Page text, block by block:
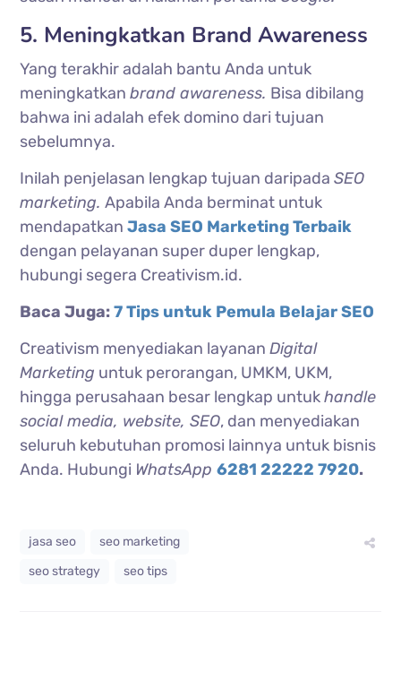
5. Meningkatkan Brand Awareness
Yang terakhir adalah bantu Anda untuk
meningkatkanbrand awareness. Bisa dibilang
bahwa ini adalah efek domino dari tujuan
sebelumnya.
Inilah penjelasan lengkap tujuan daripadaSEO
marketing.Apabila Anda berminat untuk
mendapatkanJasa SEO Marketing Terbaik
dengan pelayanan super duper lengkap,
hubungi segera Creativism.id.
Baca Juga:7 Tips untuk Pemula Belajar SEO
Creativism menyediakan layananDigital
Marketing untuk perorangan, UMKM, UKM,
hingga perusahaan besar lengkap untukhandle
social media, website, SEO, dan menyediakan
seluruh kebutuhan promosi lainnya untuk bisnis
Anda. Hubungi WhatsApp6281 22222 7920.
jasa seo
seo marketing
seo strategy
seo tips